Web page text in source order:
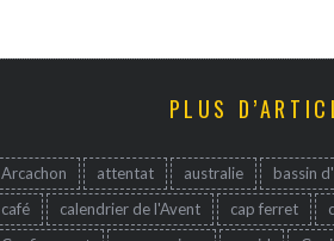
PLUS
Arcachon attentat australie bassin
café
calendrier de l'Avent cap ferret